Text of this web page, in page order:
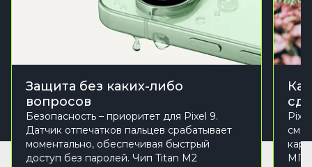
Защита без каких-либо
вопросов
Безопасность – приоритет для Pixel 9.
Датчик отпечатков пальцев срабатывает
моментально, обеспечивая быстрый
доступ без паролей. Чип Titan M2
МП